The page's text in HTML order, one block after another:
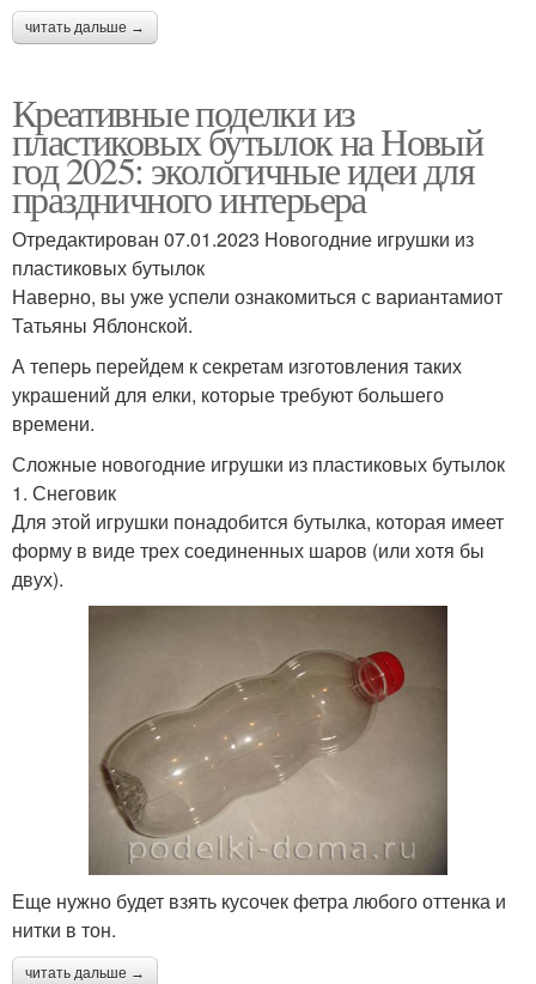
читать дальше →
Креативные поделки из
пластиковых бутылок на Новый
год 2025: экологичные идеи для
праздничного интерьера
Отредактирован 07.01.2023 Новогодние игрушки из
пластиковых бутылок
Наверно, вы уже успели ознакомиться с вариантамиот
Татьяны Яблонской.
А теперь перейдем к секретам изготовления таких
украшений для елки, которые требуют большего
времени.
Сложные новогодние игрушки из пластиковых бутылок
1. Снеговик
Для этой игрушки понадобится бутылка, которая имеет
форму в виде трех соединенных шаров (или хотя бы
двух).
Еще нужно будет взять кусочек фетра любого оттенка и
нитки в тон.
читать дальше →